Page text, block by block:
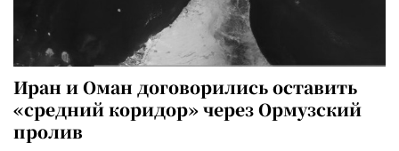
Иран и Оман договорились оставить
«средний коридор» через Ормузский
пролив